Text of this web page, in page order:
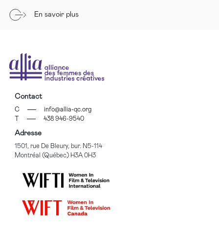
En savoir plus
Contact
C
info@allia-qc.org
438 946-9540
Adresse
1501, rue De Bleury, bur. N5-114
Montréal (Québec) H3A 0H3